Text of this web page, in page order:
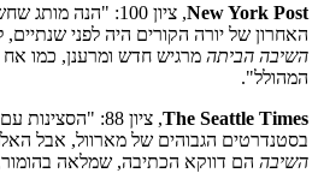
New York Post
, ציון 100: "הנה
האחרון של יורה הקורים היה לפני
השיבה הביתה מרגיש חדש ומרענן, כמו אח
המהולל".
The Seattle Times
, ציון 88:
בסטנדרטים הגבוהים של מארוול, אבל
השיבה הם דווקא הכתיבה, שמלאה